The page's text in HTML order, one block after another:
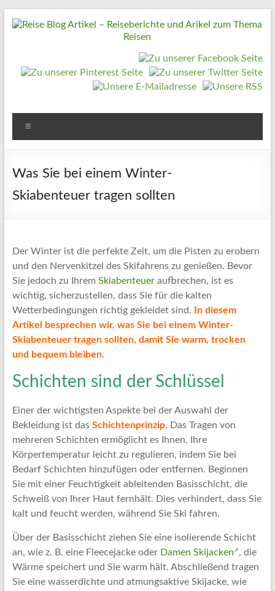
Inhalt
Blog
–
Reiseberichte
Arikel
zum
Thema
Reise
Urlaub,
Artikel
Tipps
und
Informationen
zum
Thema
Was Sie bei einem Winter-
Skiabenteuer tragen sollten
Der Winter ist die perfekte Zeit, um die Pisten zu erobern
und den Nervenkitzel des Skifahrens zu genießen. Bevor
Sie jedoch zu Ihrem Skiabenteueraufbrechen, ist es
wichtig, sicherzustellen, dass Sie für die kalten
Wetterbedingungen richtig gekleidet sind.
In diesem
Artikel besprechen wir, was Sie bei einem Winter-
Skiabenteuer tragen sollten, damit Sie warm, trocken
und bequem bleiben.
Schichten sind der Schlüssel
Einer der wichtigsten Aspekte bei der Auswahl der
Bekleidung ist das Schichtenprinzip. Das Tragen von
mehreren Schichten ermöglicht es Ihnen, Ihre
Körpertemperatur leicht zu regulieren, indem Sie bei
Bedarf Schichten hinzufügen oder entfernen. Beginnen
Sie mit einer Feuchtigkeit ableitenden Basisschicht, die
Schweiß von Ihrer Haut fernhält. Dies verhindert, dass Sie
kalt und feucht werden, während Sie Ski fahren.
Über der Basisschicht ziehen Sie eine isolierende Schicht
an, wie z. B. eine Fleecejacke oder Damen Skijacken
, die
Wärme speichert und Sie warm hält. Abschließend tragen
Sie eine wasserdichte und atmungsaktive Skijacke, wie